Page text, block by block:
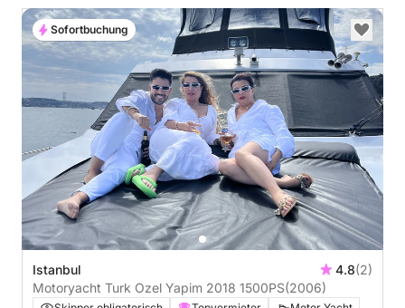
Istanbul 4.8(2)
Motoryacht Turk Ozel Yapim 2018 1500PS(2006)
Sofortbuchung